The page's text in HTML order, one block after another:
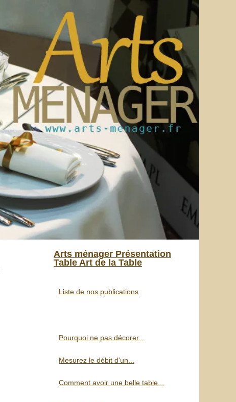
Arts ménager Présentation
Table Art de la Table
Liste de nos publications
Pourquoi ne pas décorer...
Mesurez le débit d'un...
Comment avoir une belle table...